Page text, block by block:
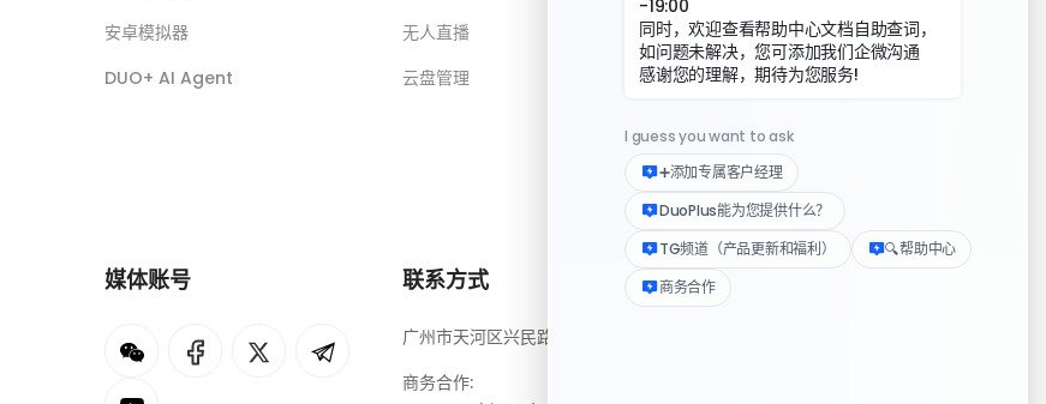
安卓模拟器
DUO+ AI Agent
无人直播
云盘管理
媒体账号 联系方式
广州市天河区兴民路222号3310房
商务合作:
资源